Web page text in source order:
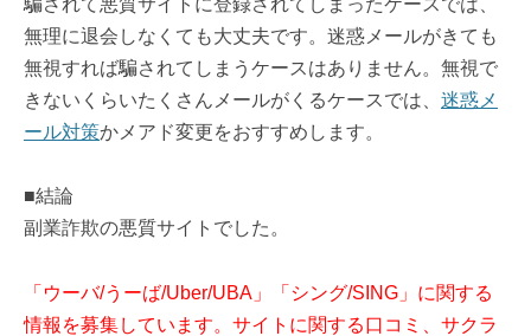
無理に退会しなくても大丈夫です。迷惑メールがきても
無視すれば騙されてしまうケースはありません。無視で
きないくらいたくさんメールがくるケースでは、 迷惑メ
ール対策かメアド変更をおすすめします。
■結論
副業詐欺の悪質サイトでした。
「ウーバ/うーば/Uber/UBA」「シング/SING」に関する
情報を募集しています。サイトに関する口コミ、サクラ